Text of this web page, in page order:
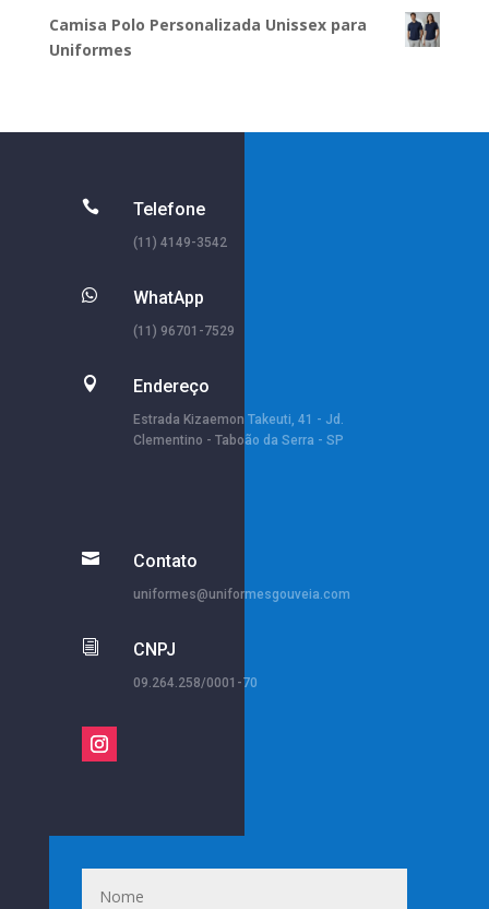
Camisa Polo Personalizada Unissex para
Uniformes
 Telefone
(11) 4149-3542
 WhatApp
(11) 96701-7529
 Endereço
Estrada Kizaemon Takeuti, 41 - Jd.
Clementino - Taboão da Serra - SP
 Contato
uniformes@uniformesgouveia.com
i CNPJ
09.264.258/0001-70